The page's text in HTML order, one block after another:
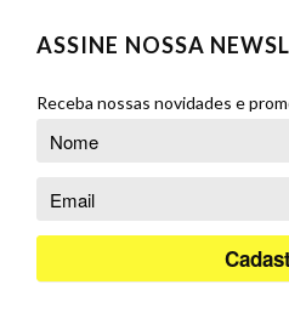
Orçamento
Cadeiras
Complementos
Poltronas
Puffs
ASSINE NOSSA
Receba nossas novidades e